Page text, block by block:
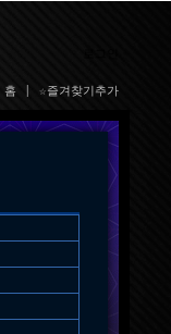
홈 ☆즐겨찾기추가